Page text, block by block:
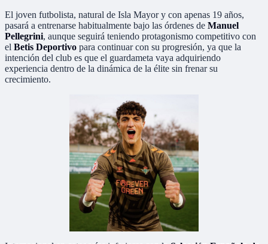
El joven futbolista, natural de Isla Mayor y con apenas 19 años,
pasará a entrenarse habitualmente bajo las órdenes de Manuel
Pellegrini, aunque seguirá teniendo protagonismo competitivo con
el Betis Deportivo para continuar con su progresión, ya que la
intención del club es que el guardameta vaya adquiriendo
experiencia dentro de la dinámica de la élite sin frenar su
crecimiento.